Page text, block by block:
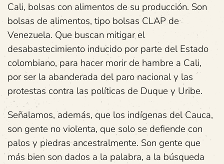
Cali, bolsas con alimentos de su producción. Son
bolsas de alimentos, tipo bolsas CLAP de
Venezuela. Que buscan mitigar el
desabastecimiento inducido por parte del Estado
colombiano, para hacer morir de hambre a Cali,
por ser la abanderada del paro nacional y las
protestas contra las políticas de Duque y Uribe.
Señalamos, además, que los indígenas del Cauca,
son gente no violenta, que solo se defiende con
palos y piedras ancestralmente. Son gente que
más bien son dados a la palabra, a la búsqueda